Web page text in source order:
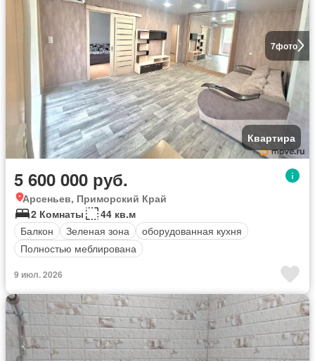
7фото
Квартира
5 600 000 руб.
Арсеньев, Приморский Край
2 Комнаты
44 кв.м
Балкон
Зеленая зона
оборудованная кухня
Полностью меблирована
9 июл. 2026